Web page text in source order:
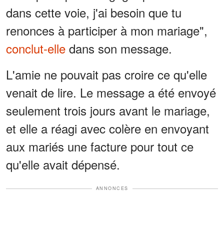
dans cette voie, j'ai besoin que tu
renonces à participer à mon mariage",
conclut-elle dans son message.
L'amie ne pouvait pas croire ce qu'elle
venait de lire. Le message a été envoyé
seulement trois jours avant le mariage,
et elle a réagi avec colère en envoyant
aux mariés une facture pour tout ce
qu'elle avait dépensé.
ANNONCES